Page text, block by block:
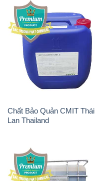
Chất Bảo Quản CMIT Thái
Lan Thailand